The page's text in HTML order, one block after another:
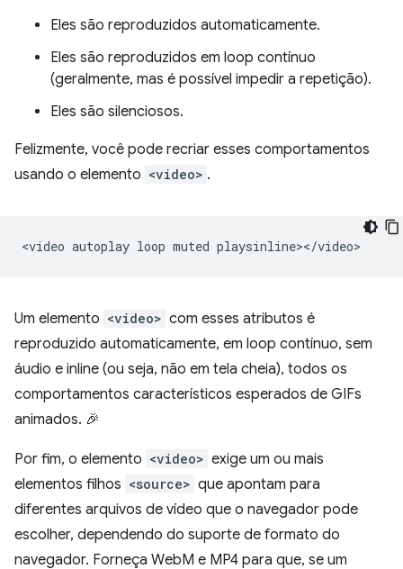
Eles são reproduzidos automaticamente.
Eles são reproduzidos em loop contínuo
(geralmente, mas é possível impedir a repetição).
Eles são silenciosos.
Felizmente, você pode recriar esses comportamentos
usando o elemento <video> .
<video autoplay loop muted
Um elemento <video> com esses atributos é
reproduzido automaticamente, em loop contínuo, sem
áudio e inline (ou seja, não em tela cheia), todos os
comportamentos característicos esperados de GIFs
animados. 🎉
Por fim, o elemento <video> exige um ou mais
elementos filhos <source> que apontam para
diferentes arquivos de vídeo que o navegador pode
escolher, dependendo do suporte de formato do
navegador. Forneça WebM e MP4 para que, se um